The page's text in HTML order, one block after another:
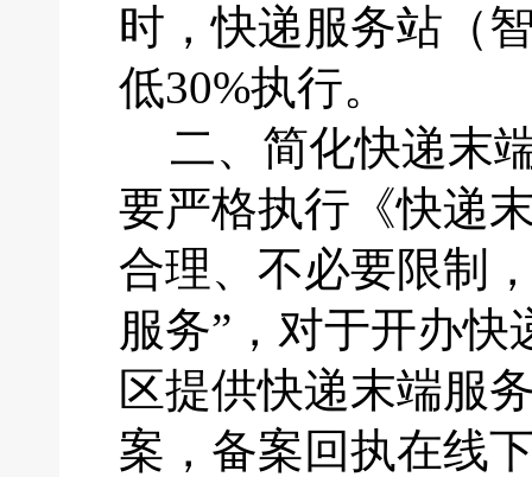
时，快递服务站（
低30%执行。
二、 简化快递末
要严格执行《快递
合理、不必要限制
服务”，对于开办
区提供快递末端服
案，备案回执在线